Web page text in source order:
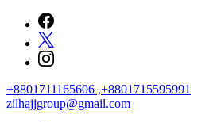
content
+8801711165606 ,+8801715595991
zilhajjgroup@gmail.com